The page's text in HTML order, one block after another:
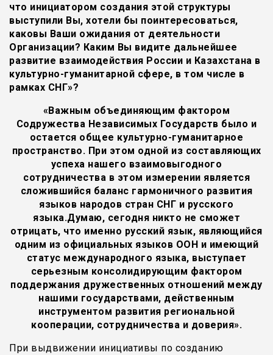
что инициатором создания этой структуры
выступили Вы, хотели бы поинтересоваться,
каковы Ваши ожидания от деятельности
Организации? Каким Вы видите дальнейшее
развитие взаимодействия России и Казахстана в
культурно-гуманитарной сфере, в том числе в
рамках СНГ»?
«Важным объединяющим фактором
Содружества Независимых Государств было и
остается общее культурно-гуманитарное
пространство. При этом одной из составляющих
успеха нашего взаимовыгодного
сотрудничества в этом измерении является
сложившийся баланс гармоничного развития
языков народов стран СНГ и русского
языка.Думаю, сегодня никто не сможет
отрицать, что именно русский язык, являющийся
одним из официальных языков ООН и имеющий
статус международного языка, выступает
серьезным консолидирующим фактором
поддержания дружественных отношений между
нашими государствами, действенным
инструментом развития региональной
кооперации, сотрудничества и доверия».
При выдвижении инициативы по созданию